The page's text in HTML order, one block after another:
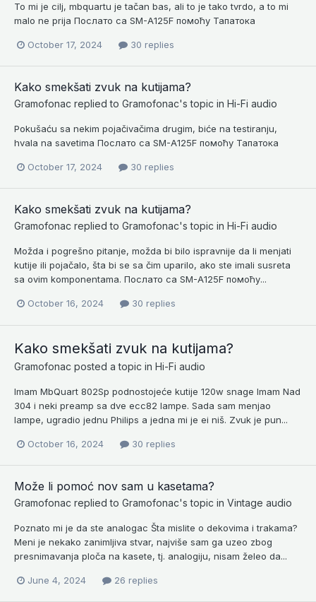
To mi je cilj, mbquartu je tačan bas, ali to je tako tvrdo, a to mi
malo ne prija Послато са SM-A125F помоћу Тапатока
October 17, 2024 30 replies
Kako smekšati zvuk na kutijama?
Gramofonac replied to Gramofonac's topic in Hi-Fi audio
Pokušaću sa nekim pojačivačima drugim, biće na testiranju,
hvala na savetima Послато са SM-A125F помоћу Тапатока
October 17, 2024 30 replies
Kako smekšati zvuk na kutijama?
Gramofonac replied to Gramofonac's topic in Hi-Fi audio
Možda i pogrešno pitanje, možda bi bilo ispravnije da li menjati
kutije ili pojačalo, šta bi se sa čim uparilo, ako ste imali susreta
sa ovim komponentama. Послато са SM-A125F помоћу...
October 16, 2024 30 replies
Kako smekšati zvuk na kutijama?
Gramofonac posted a topic in Hi-Fi audio
Imam MbQuart 802Sp podnostojeće kutije 120w snage Imam Nad
304 i neki preamp sa dve ecc82 lampe. Sada sam menjao
lampe, ugradio jednu Philips a jedna mi je ei niš. Zvuk je pun...
October 16, 2024 30 replies
Može li pomoć nov sam u kasetama?
Gramofonac replied to Gramofonac's topic in Vintage audio
Poznato mi je da ste analogac Šta mislite o dekovima i trakama?
Meni je nekako zanimljiva stvar, najviše sam ga uzeo zbog
presnimavanja ploča na kasete, tj. analogiju, nisam želeo da...
June 4, 2024 26 replies